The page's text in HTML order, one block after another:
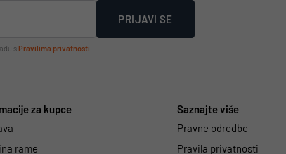
PRIJAVI SE
s Pravilima privatnosti
za kupce
rame
Saznajte više
Pravne odredbe
Pravila privatnosti